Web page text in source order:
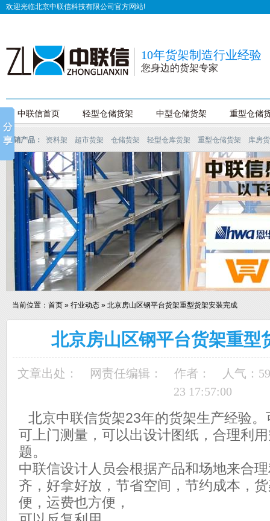
欢迎光临北京中联信科技有限公司官方网站!
10年货架制造行业经验
您身边的货架专家
中联信首页 轻型仓储货架 中型仓储货架 重型仓储
热销产品： 资料架 超市货架 仓储货架 轻型仓库货架 重型仓储货架 库房
当前位置： 首页 » 行业动态 » 北京房山区钢平台货架重型货架安装完成
北京房山区钢平台货架重型
文章出处： 网责任编辑： 作者： 人气： 59
23 17:57:00
北京中联信货架23年的货架生产经验
可上门测量，可以出设计图纸，合理利
题。
中联信设计人员会根据产品和场地来合
齐，好拿好放，节省空间，节约成本，
便，运费也方便，